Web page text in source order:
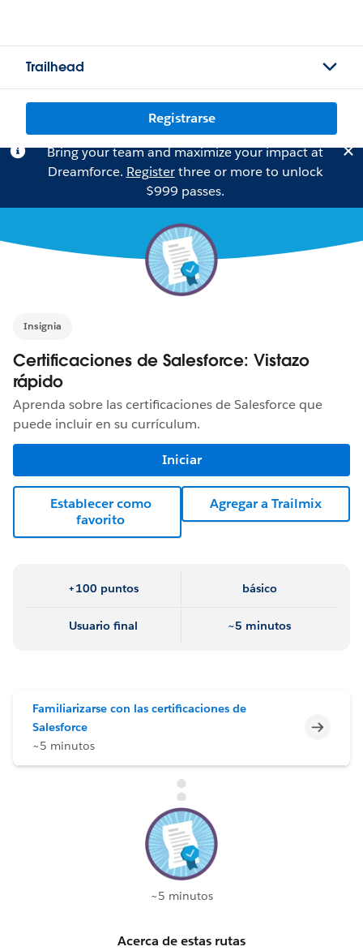
Trailhead
Registrarse
Bring your team and maximize your impact at
Dreamforce. Registerthree or more to unlock
$999 passes.
Insignia
Certificaciones de Salesforce: Vistazo
rápido
Aprenda sobre las certificaciones de Salesforce que
puede incluir en su currículum.
Iniciar
Establecer como
favorito
Agregar a Trailmix
+100 puntos básico
Usuario final ~5 minutos
Familiarizarse con las certificaciones de
Salesforce
~5 minutos
~5 minutos
Acerca de estas rutas